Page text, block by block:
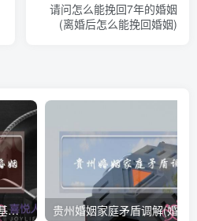
请问怎么能挽回7年的婚姻
(离婚后怎么能挽回婚姻)
基督徒出轨怎么挽回婚姻(基督徒面对出轨婚姻)